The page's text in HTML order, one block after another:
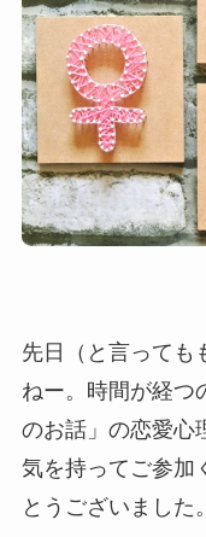
先日（と言っても
ねー。時間が経つ
のお話」の恋愛心
気を持ってご参加
とうございました。